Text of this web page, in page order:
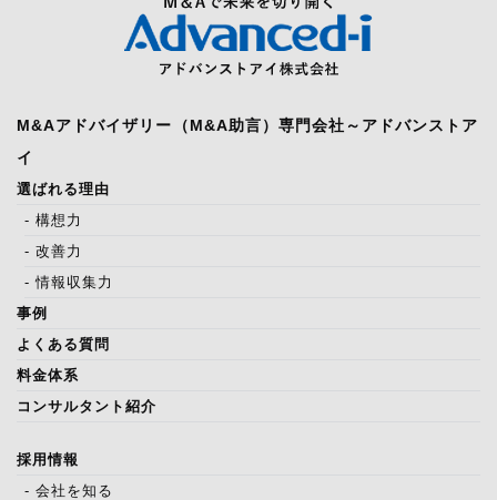
M&Aアドバイザリー（M&A助言）専門会社～アドバンストア
イ
選ばれる理由
- 構想力
- 改善力
- 情報収集力
事例
よくある質問
料金体系
コンサルタント紹介
採用情報
- 会社を知る